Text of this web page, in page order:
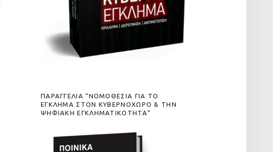
ΠΑΡΑΓΓΕΛΙΑ “ΝΟΜΟΘΕΣΙΑ ΓΙΑ ΤΟ
ΕΓΚΛΗΜΑ ΣΤΟΝ ΚΥΒΕΡΝΟΧΩΡΟ & ΤΗΝ
ΨΗΦΙΑΚΗ ΕΓΚΛΗΜΑΤΙΚΟΤΗΤΑ”